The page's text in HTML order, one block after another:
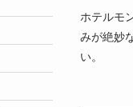
ホテルモ
みが絶妙
い。